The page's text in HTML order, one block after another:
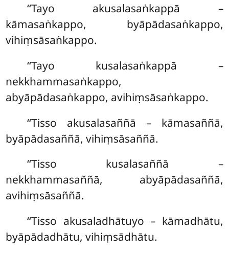
‘‘Tayo akusalasaṅkappā –
kāmasaṅkappo, byāpādasaṅkappo,
vihiṃsāsaṅkappo.
‘‘Tayo kusalasaṅkappā –
nekkhammasaṅkappo,
abyāpādasaṅkappo, avihiṃsāsaṅkappo.
‘‘Tisso akusalasaññā – kāmasaññā,
byāpādasaññā, vihiṃsāsaññā.
‘‘Tisso kusalasaññā –
nekkhammasaññā, abyāpādasaññā,
avihiṃsāsaññā.
‘‘Tisso akusaladhātuyo – kāmadhātu,
byāpādadhātu, vihiṃsādhātu.